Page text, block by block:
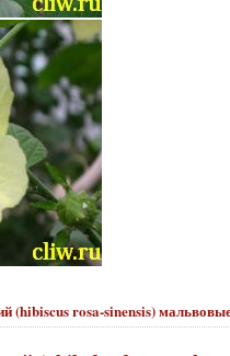
(hibiscus rosa-sinensis)